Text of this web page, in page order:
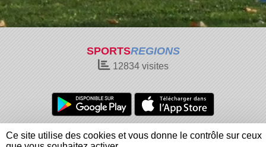
SPORTSREGIONS
12834visites
Charte cookies
Gestion des cookies
Informations légales
Signaler un contenu inapproprié
Ce site utilise des cookies et vous donne le contrôle sur ceux